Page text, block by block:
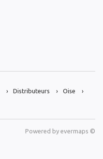
Distributeurs
Oise
Powered by evermaps ©